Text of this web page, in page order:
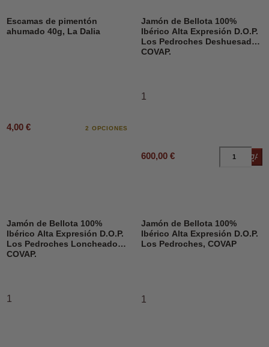
Escamas de pimentón
ahumado 40g, La Dalia
4,00 € 2 OPCIONES
Jamón de Bellota 100%
Ibérico Alta Expresión D.O.P.
Los Pedroches Deshuesado,
COVAP.
1
600,00 €
Jamón de Bellota 100%
Ibérico Alta Expresión D.O.P.
Los Pedroches Loncheado,
COVAP.
1
Jamón de Bellota 100%
Ibérico Alta Expresión D.O.P.
Los Pedroches, COVAP
1